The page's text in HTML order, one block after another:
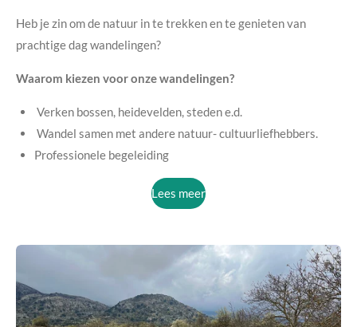
Heb je zin om de natuur in te trekken en te genieten van
prachtige dag wandelingen?
Waarom kiezen voor onze wandelingen?
Verken bossen, heidevelden, steden e.d.
Wandel samen met andere natuur- cultuurliefhebbers.
Professionele begeleiding
Lees meer